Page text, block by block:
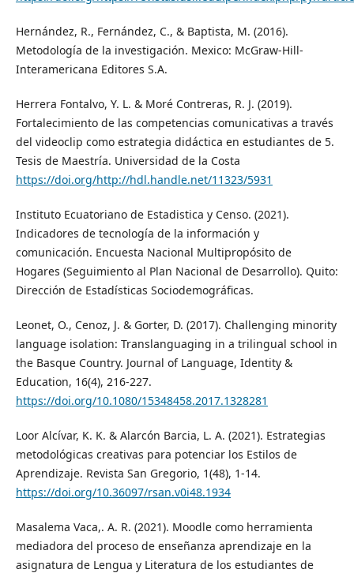
Hernández, R., Fernández, C., & Baptista, M. (2016).
Metodología de la investigación. Mexico: McGraw-Hill-
Interamericana Editores S.A.
Herrera Fontalvo, Y. L. & Moré Contreras, R. J. (2019).
Fortalecimiento de las competencias comunicativas a través
del videoclip como estrategia didáctica en estudiantes de 5.
Tesis de Maestría. Universidad de la Costa
https://doi.org/http://hdl.handle.net/11323/5931
Instituto Ecuatoriano de Estadistica y Censo. (2021).
Indicadores de tecnología de la información y
comunicación. Encuesta Nacional Multipropósito de
Hogares (Seguimiento al Plan Nacional de Desarrollo). Quito:
Dirección de Estadísticas Sociodemográficas.
Leonet, O., Cenoz, J. & Gorter, D. (2017). Challenging minority
language isolation: Translanguaging in a trilingual school in
the Basque Country. Journal of Language, Identity &
Education, 16(4), 216-227.
https://doi.org/10.1080/15348458.2017.1328281
Loor Alcívar, K. K. & Alarcón Barcia, L. A. (2021). Estrategias
metodológicas creativas para potenciar los Estilos de
Aprendizaje. Revista San Gregorio, 1(48), 1-14.
https://doi.org/10.36097/rsan.v0i48.1934
Masalema Vaca,. A. R. (2021). Moodle como herramienta
mediadora del proceso de enseñanza aprendizaje en la
asignatura de Lengua y Literatura de los estudiantes de